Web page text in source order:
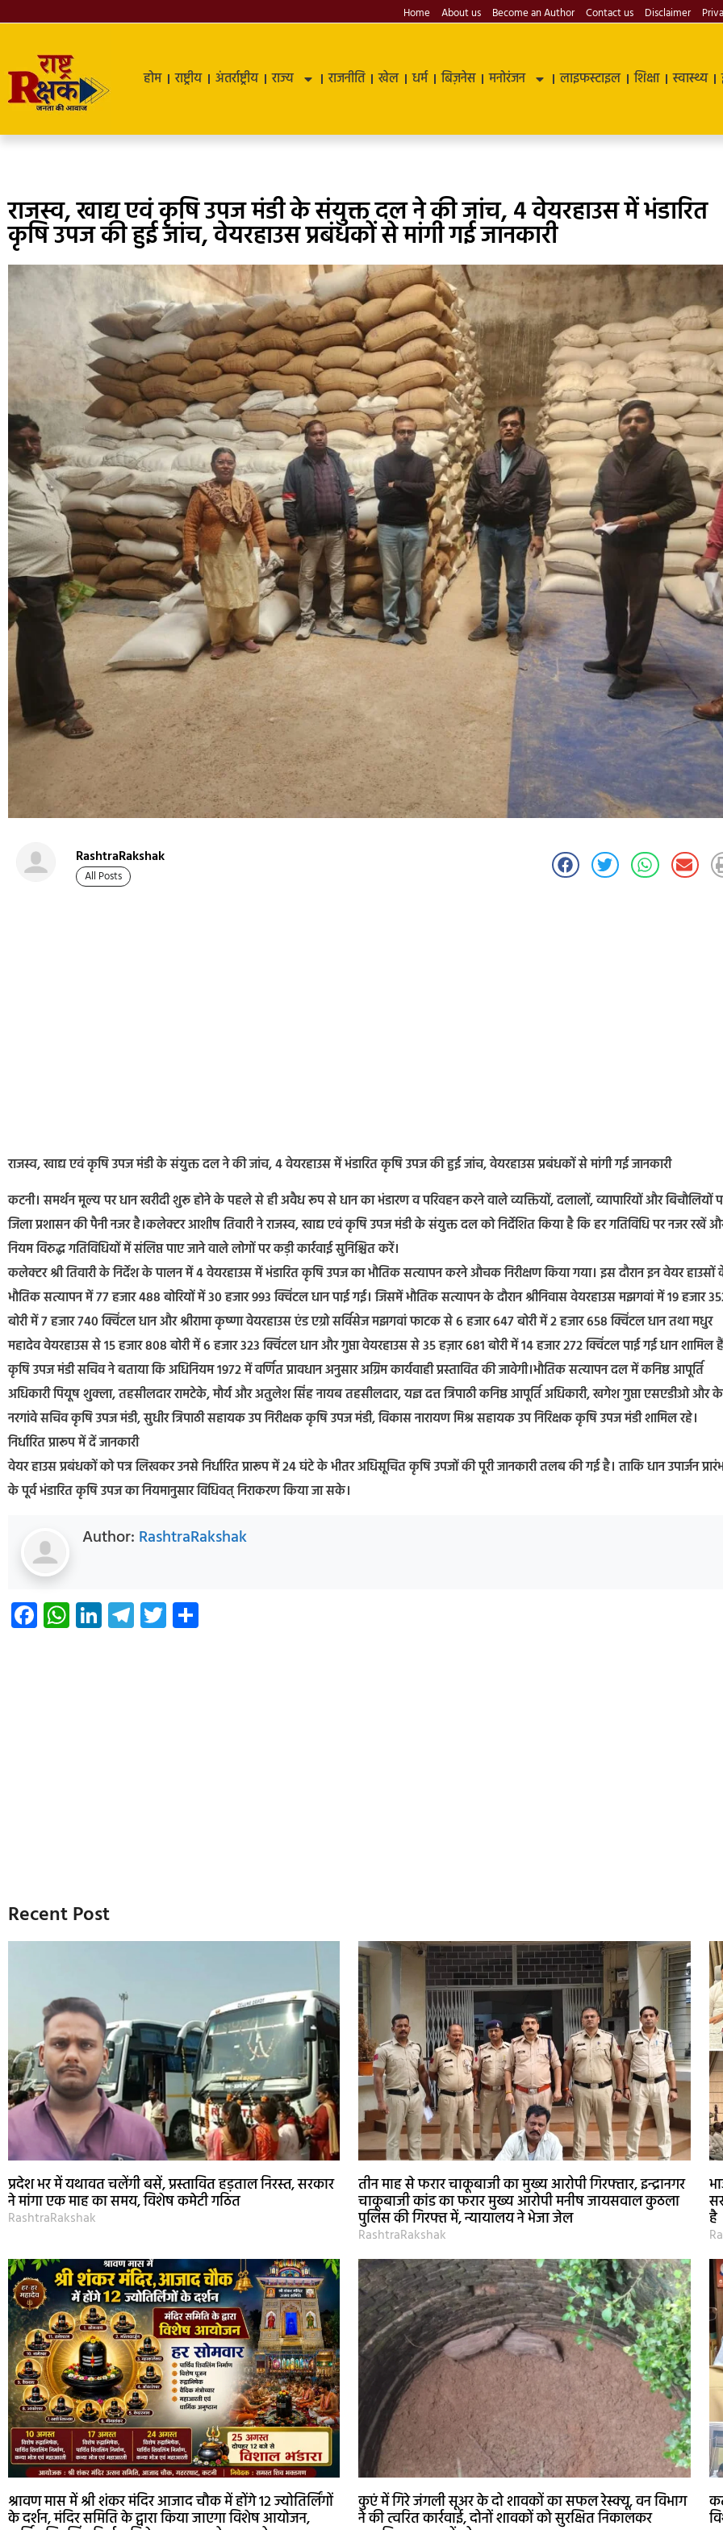
Home About us Become an Author Contact us Disclaimer
होम राष्ट्रीय अंतर्राष्ट्रीय राज्य राजनीति खेल धर्म बिज़नेस मनोरंजन लाइफस्टाइल शिक्षा स्वास्थ्य
राजस्व, खाद्य एवं कृषि उपज मंडी के संयुक्त दल ने की जांच, 4 वेयरहाउस में भंडारित
कृषि उपज की हुई जांच, वेयरहाउस प्रबंधकों से मांगी गई जानकारी
RashtraRakshak
All Posts
राजस्व, खाद्य एवं कृषि उपज मंडी के संयुक्त दल ने की जांच, 4 वेयरहाउस में भंडारित कृषि उपज की हुई जांच, वेयरहाउस प्रबंधकों से मांगी गई जानकारी
कटनी। समर्थन मूल्य पर धान खरीदी शुरू होने के पहले से ही अवैध रूप से धान का भंडारण व परिवहन करने वाले व्यक्तियों, दलालों, व्यापारियों और बिचौलियों
जिला प्रशासन की पैनी नजर है।कलेक्टर आशीष तिवारी ने राजस्व, खाद्य एवं कृषि उपज मंडी के संयुक्त दल को निर्देशित किया है कि हर गतिविधि पर नजर रखें
नियम विरुद्ध गतिविधियों में संलिप्त पाए जाने वाले लोगों पर कड़ी कार्रवाई सुनिश्चित करें।
कलेक्टर श्री तिवारी के निर्देश के पालन में 4 वेयरहाउस में भंडारित कृषि उपज का भौतिक सत्यापन करने औचक निरीक्षण किया गया। इस दौरान इन वेयर हाउसों
भौतिक सत्यापन में 77 हजार 488 बोरियों में 30 हजार 993 क्विंटल धान पाई गई। जिसमें भौतिक सत्यापन के दौरान श्रीनिवास वेयरहाउस मझगवां में 19 हजार
बोरी में 7 हजार 740 क्विंटल धान और श्रीरामा कृष्णा वेयरहाउस एंड एग्रो सर्विसेज मझगवां फाटक से 6 हजार 647 बोरी में 2 हजार 658 क्विंटल धान तथा मधुर
महादेव वेयरहाउस से 15 हजार 808 बोरी में 6 हजार 323 क्विंटल धान और गुप्ता वेयरहाउस से 35 हज़ार 681 बोरी में 14 हजार 272 क्विंटल पाई गई धान शामिल
कृषि उपज मंडी सचिव ने बताया कि अधिनियम 1972 में वर्णित प्रावधान अनुसार अग्रिम कार्यवाही प्रस्तावित की जावेगी।भौतिक सत्यापन दल में कनिष्ठ आपूर्ति
अधिकारी पियूष शुक्ला, तहसीलदार रामटेके, मौर्य और अतुलेश सिंह नायब तहसीलदार, यज्ञ दत्त त्रिपाठी कनिष्ठ आपूर्ति अधिकारी, खगेश गुप्ता एसएडीओ और
नरगांवे सचिव कृषि उपज मंडी, सुधीर त्रिपाठी सहायक उप निरीक्षक कृषि उपज मंडी, विकास नारायण मिश्र सहायक उप निरिक्षक कृषि उपज मंडी शामिल रहे।
निर्धारित प्रारूप में दें जानकारी
वेयर हाउस प्रबंधकों को पत्र लिखकर उनसे निर्धारित प्रारूप में 24 घंटे के भीतर अधिसूचित कृषि उपजों की पूरी जानकारी तलब की गई है। ताकि धान उपार्जन
के पूर्व भंडारित कृषि उपज का नियमानुसार विधिवत् निराकरण किया जा सके।
Author: RashtraRakshak
Facebook
WhatsApp
LinkedIn
Telegram
Twitter
Recent Post
प्रदेश भर में यथावत चलेंगी बसें, प्रस्तावित हड़ताल निरस्त, सरकार
ने मांगा एक माह का समय, विशेष कमेटी गठित
RashtraRakshak
तीन माह से फरार चाकूबाजी का मुख्य आरोपी गिरफ्तार, इन्द्रानगर
चाकूबाजी कांड का फरार मुख्य आरोपी मनीष जायसवाल कुठला
पुलिस की गिरफ्त में, न्यायालय ने भेजा जेल
RashtraRakshak
है
श्रावण मास में श्री शंकर मंदिर आजाद चौक में होंगे 12 ज्योतिर्लिंगों
के दर्शन, मंदिर समिति के द्वारा किया जाएगा विशेष आयोजन,
कुएं में गिरे जंगली सूअर के दो शावकों का सफल रेस्क्यू, वन विभाग
ने की त्वरित कार्रवाई, दोनों शावकों को सुरक्षित निकालकर